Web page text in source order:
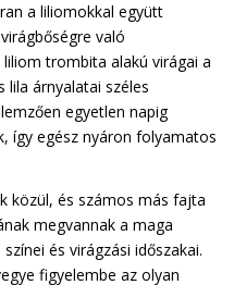
a liliomokkal együtt
való
trombita alakú virágai a
lila árnyalatai széles
egyetlen napig
így egész nyáron folyamatos
közül, és számos más fajta
megvannak a maga
és virágzási időszakai.
figyelembe az olyan